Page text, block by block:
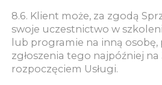
8.6. Klient może, za zgodą
swoje uczestnictwo w
lub programie na inną
zgłoszenia tego najpóźniej
rozpoczęciem Usługi.